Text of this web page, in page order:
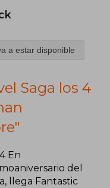
a estar disponible
Saga los 4
En
del
llega Fantastic